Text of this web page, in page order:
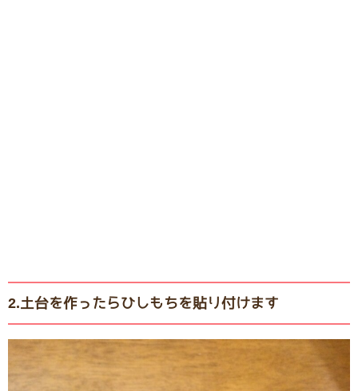
2.土台を作ったらひしもちを貼り付けます